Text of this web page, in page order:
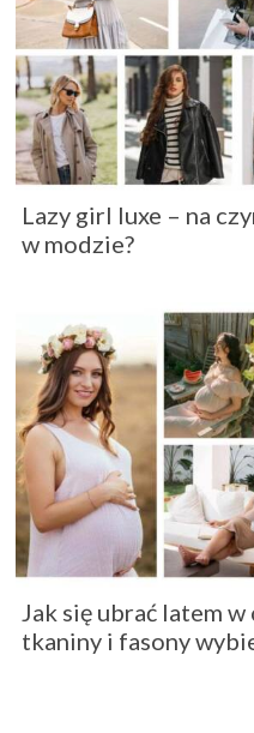
Lazy girl luxe – na
w modzie?
Jak się ubrać latem
tkaniny i fasony